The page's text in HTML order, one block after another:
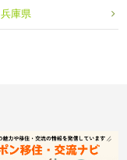
兵庫県